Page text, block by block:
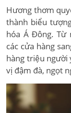
Hương thơm
thành biểu
hóa Á Đông. Từ
các cửa hàng
hàng triệu người
vị đậm đà, ngọt